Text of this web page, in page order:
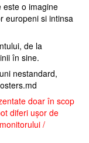
este o imagine
europeni si intinsa
de la
în sine.
nestandard,
doar în scop
diferi ușor de
/